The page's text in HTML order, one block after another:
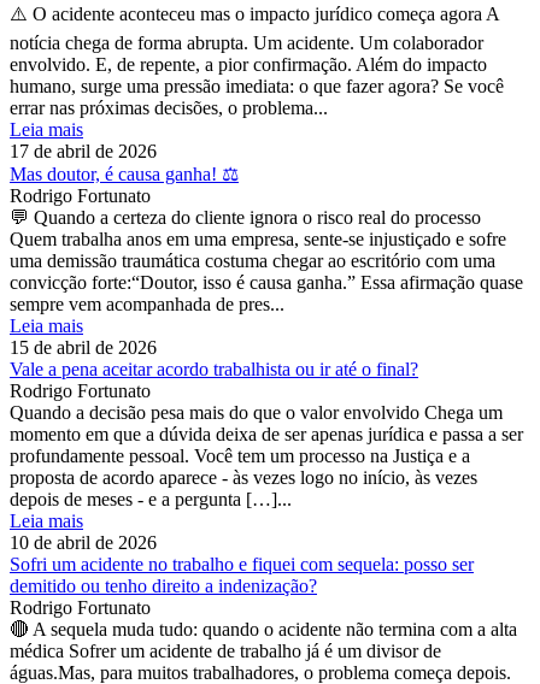
⚠️ O acidente aconteceu mas o impacto jurídico começa agora A
notícia chega de forma abrupta. Um acidente. Um colaborador
envolvido. E, de repente, a pior confirmação. Além do impacto
humano, surge uma pressão imediata: o que fazer agora? Se você
errar nas próximas decisões, o problema...
Leia mais
17 de abril de 2026
Mas doutor, é causa ganha! ⚖️
Rodrigo Fortunato
💬 Quando a certeza do cliente ignora o risco real do processo
Quem trabalha anos em uma empresa, sente-se injustiçado e sofre
uma demissão traumática costuma chegar ao escritório com uma
convicção forte:“Doutor, isso é causa ganha.” Essa afirmação quase
sempre vem acompanhada de pres...
Leia mais
15 de abril de 2026
Vale a pena aceitar acordo trabalhista ou ir até o final?
Rodrigo Fortunato
Quando a decisão pesa mais do que o valor envolvido Chega um
momento em que a dúvida deixa de ser apenas jurídica e passa a ser
profundamente pessoal. Você tem um processo na Justiça e a
proposta de acordo aparece - às vezes logo no início, às vezes
depois de meses - e a pergunta […]...
Leia mais
10 de abril de 2026
Sofri um acidente no trabalho e fiquei com sequela: posso ser
demitido ou tenho direito a indenização?
Rodrigo Fortunato
🔴 A sequela muda tudo: quando o acidente não termina com a alta
médica Sofrer um acidente de trabalho já é um divisor de
águas.Mas, para muitos trabalhadores, o problema começa depois.